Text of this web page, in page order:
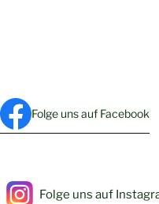
Folge uns auf Facebook
Folge uns auf